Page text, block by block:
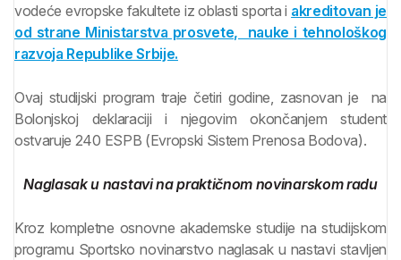
vodeće evropske fakultete iz oblasti sporta i akreditovan je
od strane Ministarstva prosvete, nauke i tehnološkog
razvoja Republike Srbije.
Ovaj studijski program traje četiri godine, zasnovan je na
Bolonjskoj deklaraciji i njegovim okončanjem student
ostvaruje 240 ESPB (Evropski Sistem Prenosa Bodova).
Naglasak u nastavi na praktičnom novinarskom radu
Kroz kompletne osnovne akademske studije na studijskom
programu Sportsko novinarstvo naglasak u nastavi stavljen